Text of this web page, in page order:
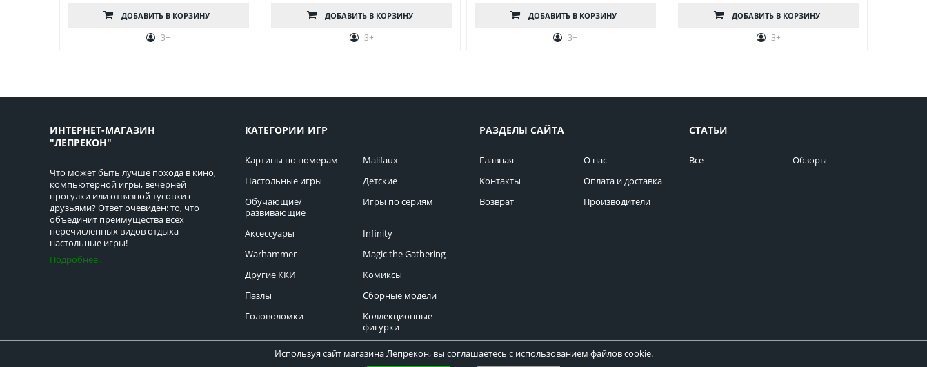
ДОБАВИТЬ В КОРЗИНУ
3+
ДОБАВИТЬ В КОРЗИНУ
3+
ДОБАВИТЬ В КОРЗИНУ
3+
ДОБАВИТЬ В КОРЗИНУ
3+
ИНТЕРНЕТ-МАГАЗИН
"ЛЕПРЕКОН"
Что может быть лучше похода в кино,
компьютерной игры, вечерней
прогулки или отвязной тусовки с
друзьями? Ответ очевиден: то, что
объединит преимущества всех
перечисленных видов отдыха -
настольные игры!
Подробнее..
КАТЕГОРИИ ИГР
Картины по номерам
Malifaux
Настольные игры
Детские
Обучающие/
развивающие
Игры по сериям
Аксессуары
Infinity
Warhammer
Magic the Gathering
Другие ККИ
Комиксы
Пазлы
Сборные модели
Головоломки
Коллекционные
фигурки
РАЗДЕЛЫ САЙТА
Главная
О нас
Контакты
Оплата и доставка
Возврат
Производители
СТАТЬИ
Все Обзоры
Используя сайт магазина Лепрекон, вы соглашаетесь с использованием файлов cookie.